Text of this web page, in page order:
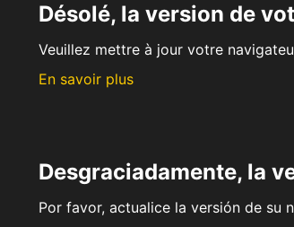
Désolé, la version de
Veuillez mettre à jour votre
En savoir plus
Desgraciadamente, la
Por favor, actualice la versión de su